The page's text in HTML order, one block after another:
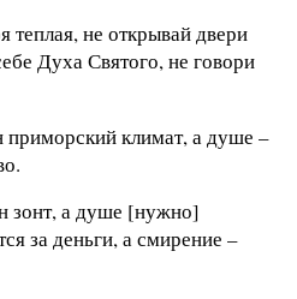
теплая, не открывай двери
Духа Святого, не говори
приморский климат, а душе –
зонт, а душе [нужно]
за деньги, а смирение –